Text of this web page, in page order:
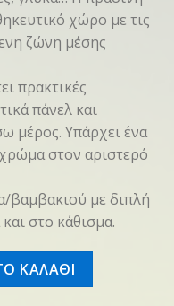
χώρο με τις
ζώνη μέσης
πρακτικές
πάνελ και
μέρος. Υπάρχει ένα
στον αριστερό
βαμβακιού με διπλή
στο κάθισμα.
ποσότητα
ΚΑΛΑΘΙ